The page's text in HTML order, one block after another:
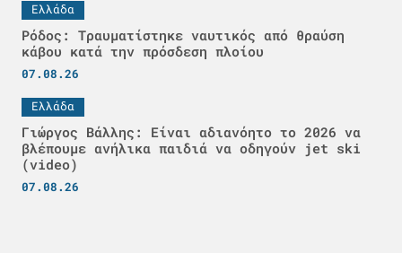
Ελλάδα
Ρόδος: Τραυματίστηκε ναυτικός από θραύση
κάβου κατά την πρόσδεση πλοίου
07.08.26
Ελλάδα
Γιώργος Βάλλης: Είναι αδιανόητο το 2026 να
βλέπουμε ανήλικα παιδιά να οδηγούν jet ski
(video)
07.08.26